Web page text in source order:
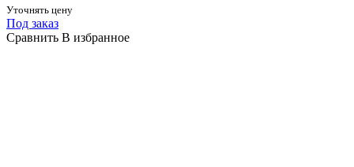
Уточнять цену
Под заказ
Сравнить В избранное